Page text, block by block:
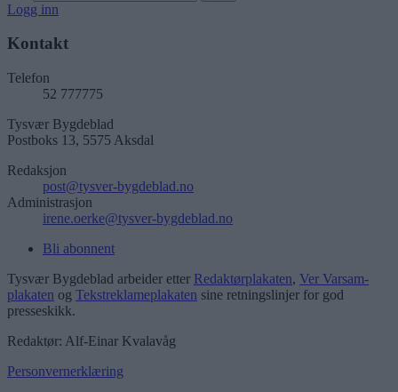
Logg inn
Kontakt
Telefon
52 777775
Tysvær Bygdeblad
Postboks 13, 5575 Aksdal
Redaksjon
post@tysver-bygdeblad.no
Administrasjon
irene.oerke@tysver-bygdeblad.no
Bli abonnent
Tysvær Bygdeblad arbeider etter Redaktørplakaten, Ver Varsam-
plakaten og Tekstreklameplakaten sine retningslinjer for god
presseskikk.
Redaktør: Alf-Einar Kvalavåg
Personvernerklæring